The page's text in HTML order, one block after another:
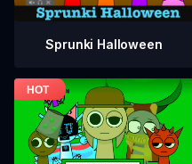
Sprunki Halloween